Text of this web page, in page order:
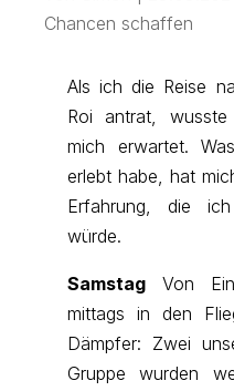
Chancen schaffen
Als ich die Reise
Roi antrat,
mich erwartet.
erlebt habe, hat
Erfahrung, die
würde.
SamstagVon
mittags in den
Dämpfer: Zwei
Gruppe wurden